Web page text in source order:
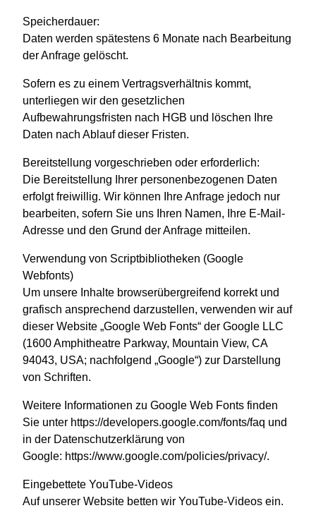
Speicherdauer:
Daten werden spätestens 6 Monate nach Bearbeitung
der Anfrage gelöscht.
Sofern es zu einem Vertragsverhältnis kommt,
unterliegen wir den gesetzlichen
Aufbewahrungsfristen nach HGB und löschen Ihre
Daten nach Ablauf dieser Fristen.
Bereitstellung vorgeschrieben oder erforderlich:
Die Bereitstellung Ihrer personenbezogenen Daten
erfolgt freiwillig. Wir können Ihre Anfrage jedoch nur
bearbeiten, sofern Sie uns Ihren Namen, Ihre E-Mail-
Adresse und den Grund der Anfrage mitteilen.
Verwendung von Scriptbibliotheken (Google
Webfonts)
Um unsere Inhalte browserübergreifend korrekt und
grafisch ansprechend darzustellen, verwenden wir auf
dieser Website „Google Web Fonts“ der Google LLC
(1600 Amphitheatre Parkway, Mountain View, CA
94043, USA; nachfolgend „Google“) zur Darstellung
von Schriften.
Weitere Informationen zu Google Web Fonts finden
Sie unter https://developers.google.com/fonts/faq und
in der Datenschutzerklärung von
Google: https://www.google.com/policies/privacy/.
Eingebettete YouTube-Videos
Auf unserer Website betten wir YouTube-Videos ein.